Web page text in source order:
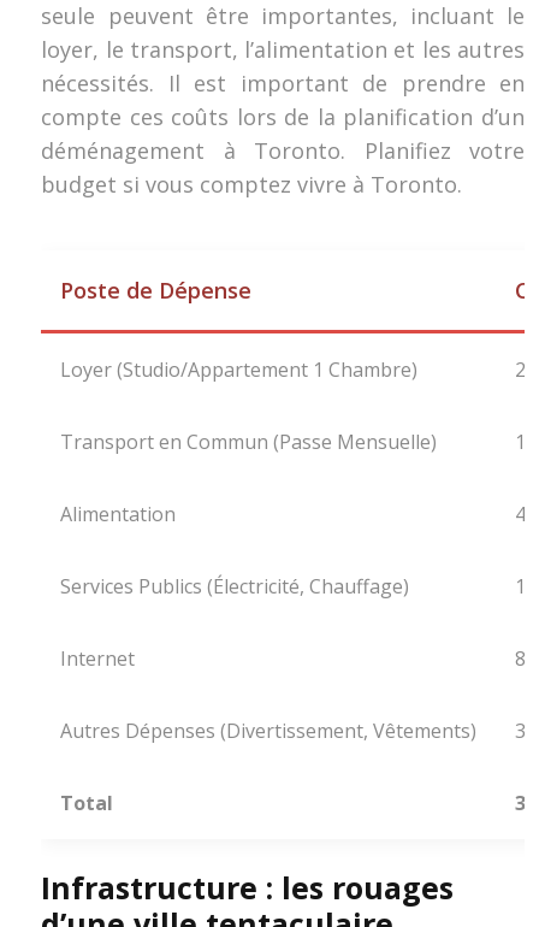
seule peuvent être importantes, incluant le
loyer, le transport, l’alimentation et les autres
nécessités. Il est important de prendre en
compte ces coûts lors de la planification d’un
déménagement à Toronto. Planifiez votre
budget si vous comptez vivre à Toronto.
Poste de Dépense
Loyer (Studio/Appartement 1 Chambre)
Transport en Commun (Passe Mensuelle)
Alimentation
Services Publics (Électricité, Chauffage)
Internet
Autres Dépenses (Divertissement, Vêtements)
Total
Infrastructure : les rouages